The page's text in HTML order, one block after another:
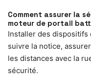
Comment assurer la
moteur de portail
Installer des dispositifs
suivre la notice,
les distances avec la
sécurité.